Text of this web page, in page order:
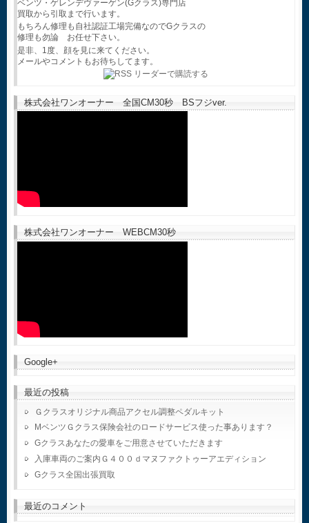
ベンツ・ゲレンデヴァーゲン(Gクラス)専門店
買取から引取まで行います。
もちろん修理も自社認証工場完備なのでGクラスの
修理も勿論 お任せ下さい。
是非、1度、顔を見に来てください。
メールやコメントもお待ちしてます。
株式会社ワンオーナー 全国CM30秒 BSフジver.
株式会社ワンオーナー WEBCM30秒
Google+
最近の投稿
Ｇクラスオリジナル商品アクセル調整ペダルキット
MベンツＧクラス保険会社のロードサービス使った事あります？
Gクラスあなたの愛車をご用意させていただきます
入庫車両のご案内Ｇ４００ｄマヌファクトゥーアエディション
Gクラス全国出張買取
最近のコメント